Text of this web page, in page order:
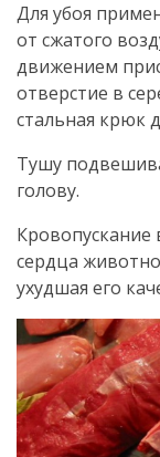
Для убоя
от сжатого
движением
отверстие в
стальная крюк
Тушу
голову.
сердца
ухудшая его